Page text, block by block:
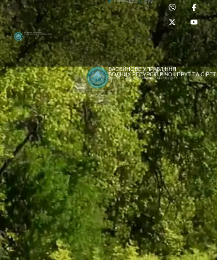
[newyear_garland]
Басейнове управління
водних ресурсів річок Прут та Сірет
Лабораторія:
(0372) 53-92-00
dpbuvr@dpbuvr.gov.uaПриймальня:
(0372) 51-14-56
БАСЕЙНОВЕ УПРАВЛІННЯ
ВОДНИХ РЕСУРСІВ РІЧОК ПРУТ ТА СІРЕТ
ДЕРЖАВНЕ АГЕНТСТВО ВОДНИХ РЕСУРСІВ УКРАЇНИ